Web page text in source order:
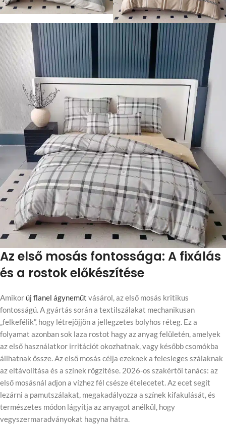
Az első mosás fontossága: A fixálás
és a rostok előkészítése
Amikor új flanel ágyneműt vásárol, az első mosás kritikus
fontosságú. A gyártás során a textilszálakat mechanikusan
„felkefélik”, hogy létrejöjjön a jellegzetes bolyhos réteg. Ez a
folyamat azonban sok laza rostot hagy az anyag felületén, amelyek
az első használatkor irritációt okozhatnak, vagy később csomókba
állhatnak össze. Az első mosás célja ezeknek a felesleges szálaknak
az eltávolítása és a színek rögzítése. 2026-os szakértői tanács: az
első mosásnál adjon a vízhez fél csésze ételecetet. Az ecet segít
lezárni a pamutszálakat, megakadályozza a színek kifakulását, és
természetes módon lágyítja az anyagot anélkül, hogy
vegyszermaradványokat hagyna hátra.